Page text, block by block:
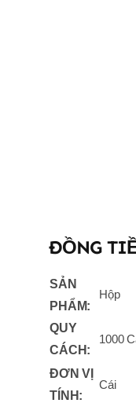
ĐỒNG
SẢN
PHẨM:
QUY
CÁCH:
Hộp
1000
ĐƠN VỊ
TÍNH:
Cái